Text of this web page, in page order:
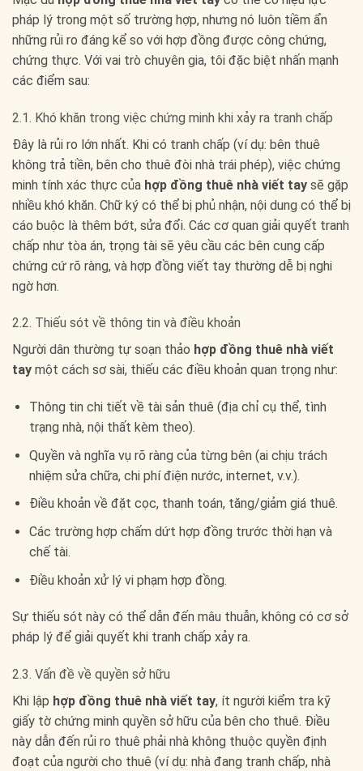
pháp lý trong một số trường hợp, nhưng nó luôn tiềm ẩn
những rủi ro đáng kể so với hợp đồng được công chứng,
chứng thực. Với vai trò chuyên gia, tôi đặc biệt nhấn mạnh
các điểm sau:
2.1. Khó khăn trong việc chứng minh khi xảy ra tranh chấp
Đây là rủi ro lớn nhất. Khi có tranh chấp (ví dụ: bên thuê
không trả tiền, bên cho thuê đòi nhà trái phép), việc chứng
minh tính xác thực của hợp đồng thuê nhà viết tay sẽ gặp
nhiều khó khăn. Chữ ký có thể bị phủ nhận, nội dung có thể bị
cáo buộc là thêm bớt, sửa đổi. Các cơ quan giải quyết tranh
chấp như tòa án, trọng tài sẽ yêu cầu các bên cung cấp
chứng cứ rõ ràng, và hợp đồng viết tay thường dễ bị nghi
ngờ hơn.
2.2. Thiếu sót về thông tin và điều khoản
Người dân thường tự soạn thảo hợp đồng thuê nhà viết
tay một cách sơ sài, thiếu các điều khoản quan trọng như:
Thông tin chi tiết về tài sản thuê (địa chỉ cụ thể, tình
trạng nhà, nội thất kèm theo).
Quyền và nghĩa vụ rõ ràng của từng bên (ai chịu trách
nhiệm sửa chữa, chi phí điện nước, internet, v.v.).
Điều khoản về đặt cọc, thanh toán, tăng/giảm giá thuê.
Các trường hợp chấm dứt hợp đồng trước thời hạn và
chế tài.
Điều khoản xử lý vi phạm hợp đồng.
Sự thiếu sót này có thể dẫn đến mâu thuẫn, không có cơ sở
pháp lý để giải quyết khi tranh chấp xảy ra.
2.3. Vấn đề về quyền sở hữu
Khi lập hợp đồng thuê nhà viết tay, ít người kiểm tra kỹ
giấy tờ chứng minh quyền sở hữu của bên cho thuê. Điều
này dẫn đến rủi ro thuê phải nhà không thuộc quyền định
đoạt của người cho thuê (ví dụ: nhà đang tranh chấp, nhà